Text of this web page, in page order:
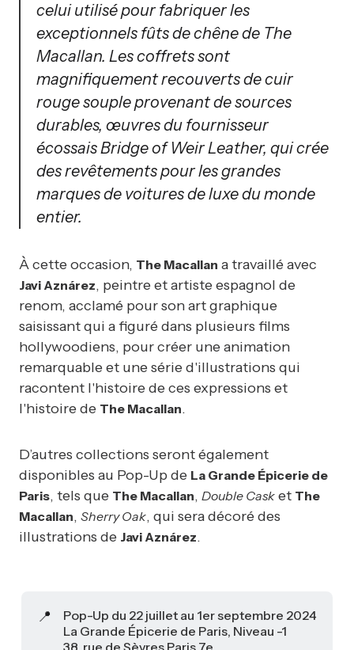
celui utilisé pour fabriquer les
exceptionnels fûts de chêne de The
Macallan. Les coffrets sont
magnifiquement recouverts de cuir
rouge souple provenant de sources
durables, œuvres du fournisseur
écossaisBridge of Weir Leather, qui crée
des revêtements pour les grandes
marques de voitures de luxe du monde
entier.
À cette occasion, The Macallan a travaillé avec
Javi Aznárez, peintre et artiste espagnol de
renom, acclamé pour son art graphique
saisissant qui a figuré dans plusieurs films
hollywoodiens, pour créer une animation
remarquable et une série d'illustrations qui
racontent l'histoire de ces expressions et
l'histoire de The Macallan.
D’autres collections seront également
disponibles au Pop-Up de La Grande Épicerie de
Paris, tels que The Macallan, Double Cask et The
Macallan, Sherry Oak, qui sera décoré des
illustrations de Javi Aznárez.
📍
Pop-Up du 22 juillet au 1er septembre 2024
La Grande Épicerie de Paris, Niveau -1